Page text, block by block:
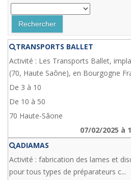
TRANSPORTS BALLET
Activité : Les Transports Ballet,
(70, Haute Saône), en Bourgogne
De 3 à 10
De 10 à 50
70 Haute-Sâone
07/02/2025 à
ADIAMAS
Activité : fabrication des lames et
pour tous types de préparateurs c...